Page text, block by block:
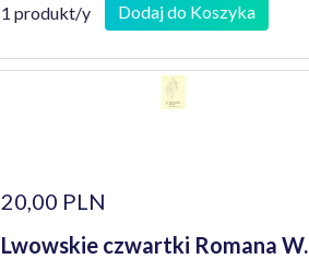
1 produkt/y Dodaj do Koszyka
20,00 PLN
Lwowskie czwartki Romana W.